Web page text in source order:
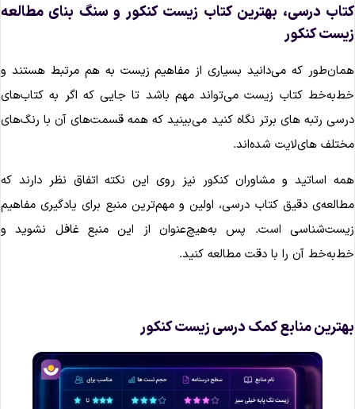
درسی، بهترین کتاب زیست کنکور و سنگ بنای مطالعه
کنکور
که می‌دانید بسیاری از مفاهیم زیست به هم مرتبط هستند و
کتاب زیست می‌تواند مهم باشد تا جایی که اگر به کتاب‌های
رتبه های برتر نگاه کنید می‌بینید که همه قسمت‌های آن با رنگ‌های
های‌لایت شده‌اند.
اساتید و مشاوران کنکور نیز روی این نکته اتفاق نظر دارند که
دقیق کتاب درسی، اولین و مهم‌ترین منبع برای یادگیری مفاهیم
است. پس به‌هیچ‌عنوان از این منبع غافل نشوید و
آن را با دقت مطالعه کنید.
منابع کمک درسی زیست کنکور